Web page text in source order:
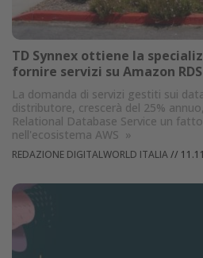
TD Synnex ottiene la
fornire servizi su Amazon RDS
La domanda di servizi gestiti sui
distributore, crescerà del 25%
Relational Database Service un
nell'ecosistema AWS »
REDAZIONE DIGITALWORLD ITALIA//